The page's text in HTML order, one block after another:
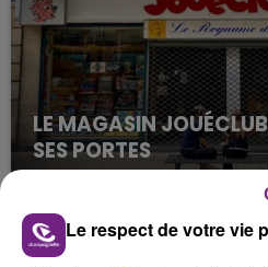
LE MAGASIN
SES PORTES
C'était l'une des
rémois. Le magasin
fermer ses portes.
TITRES DIFFUSÉS
Le respect de votre vie